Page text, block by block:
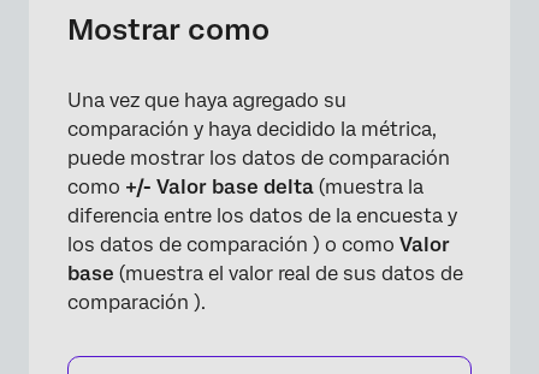
Mostrar como
Una vez que haya agregado su
comparación y haya decidido la métrica,
puede mostrar los datos de comparación
como +/- Valor base delta (muestra la
diferencia entre los datos de la encuesta y
los datos de comparación ) o como Valor
base (muestra el valor real de sus datos de
comparación ).